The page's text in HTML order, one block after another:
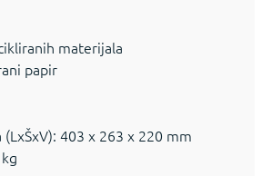
materijala
papir
403 x 263 x 220 mm